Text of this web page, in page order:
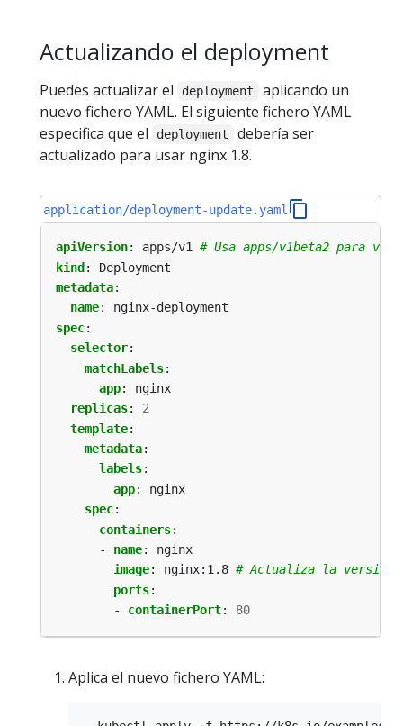
Actualizando el deployment
Puedes actualizar el deployment
aplicando un
nuevo fichero YAML. El siguiente fichero YAML
especifica que el
deployment
debería ser
actualizado para usar nginx 1.8.
application/deployment-update.yaml
apiVersion: apps/v1
# Usa apps/v1beta2 para
kind:
Deployment
metadata:
name:
nginx-deployment
spec:
selector:
matchLabels:
app:
nginx
replicas:
2
template:
metadata:
labels:
app:
nginx
spec:
containers:
- name:
nginx
image: nginx:1.8 # Actualiza la versión
ports:
- containerPort: 80
Aplica el nuevo fichero YAML: